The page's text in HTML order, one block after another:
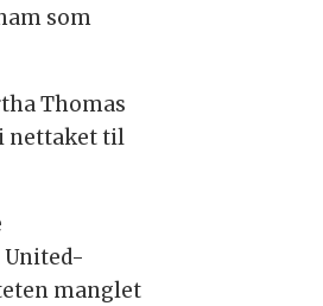
som
Thomas
nettaket til
manglet